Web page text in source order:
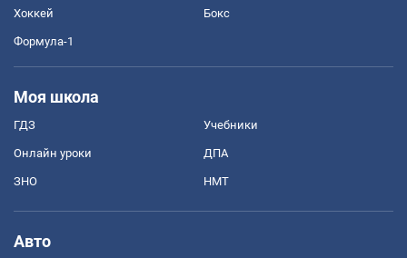
Хоккей Бокс
Формула-1
Моя школа
ГДЗ Учебники
Онлайн уроки ДПА
ЗНО НМТ
Авто